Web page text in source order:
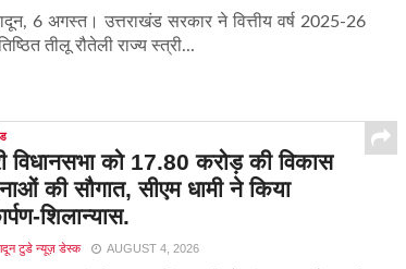
6 अगस्त। उत्तराखंड सरकार ने वित्तीय वर्ष 2025-26
तीलू रौतेली राज्य स्त्री...
विधानसभा को 17.80 करोड़ की विकास
की सौगात, सीएम धामी ने किया
शिलान्यास.
टुडे न्यूज़ डेस्क AUGUST 4, 2026